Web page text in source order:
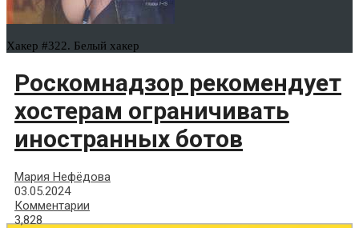
Хакер #322. Белый хакер
Роскомнадзор рекомендует
хостерам ограничивать
иностранных ботов
Мария Нефёдова
03.05.2024
Комментарии
3,828